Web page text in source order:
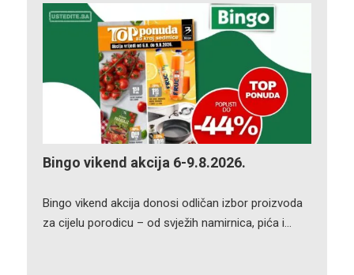
Bingo vikend akcija 6-9.8.2026.
Bingo vikend akcija donosi odličan izbor proizvoda
za cijelu porodicu – od svježih namirnica, pića i…